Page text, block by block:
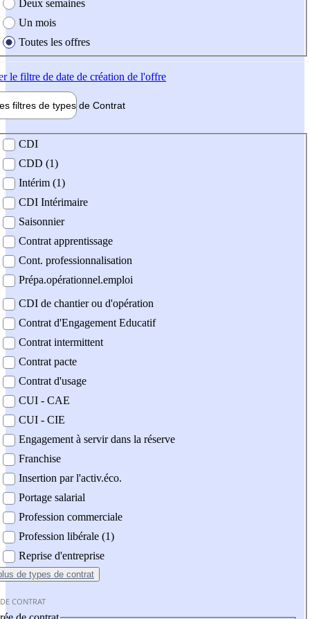
Deux semaines
Un mois
Toutes les offres
le filtre de date de création de l'offre
filtres de types de Contrat
contrat
CDI
CDD (1)
Intérim (1)
CDI Intérimaire
Saisonnier
Contrat apprentissage
Cont. professionnalisation
Prépa.opérationnel.emploi
CDI de chantier ou d'opération
Contrat d'Engagement Educatif
Contrat intermittent
Contrat pacte
Contrat d'usage
CUI - CAE
CUI - CIE
Engagement à servir dans la réserve
Franchise
Insertion par l'activ.éco.
Portage salarial
Profession commerciale
Profession libérale (1)
Reprise d'entreprise
de types de contrat
CONTRAT